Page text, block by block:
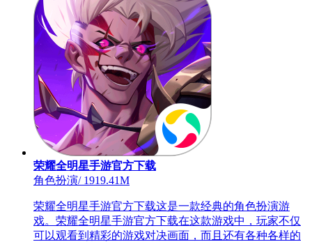
荣耀全明星手游官方下载
角色扮演/1919.41M
荣耀全明星手游官方下载这是一款经典的角色扮演游
戏。荣耀全明星手游官方下载在这款游戏中，玩家不仅
可以观看到精彩的游戏对决画面，而且还有各种各样的